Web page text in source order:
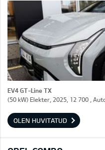
EV4 GT-Line TX
(50 kW) Elekter, 2025, 12 700 ,
OLEN HUVITATUD